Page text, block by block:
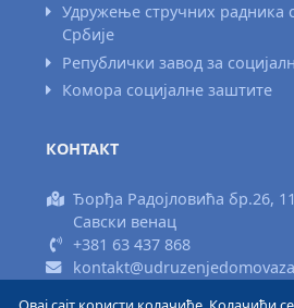
Удружење стручних радника
Србије
Републички завод за
Комора социјалне заштите
КОНТАКТ
Ђорђа Радојловића бр.26,
Савски венац
+381 63 437 868